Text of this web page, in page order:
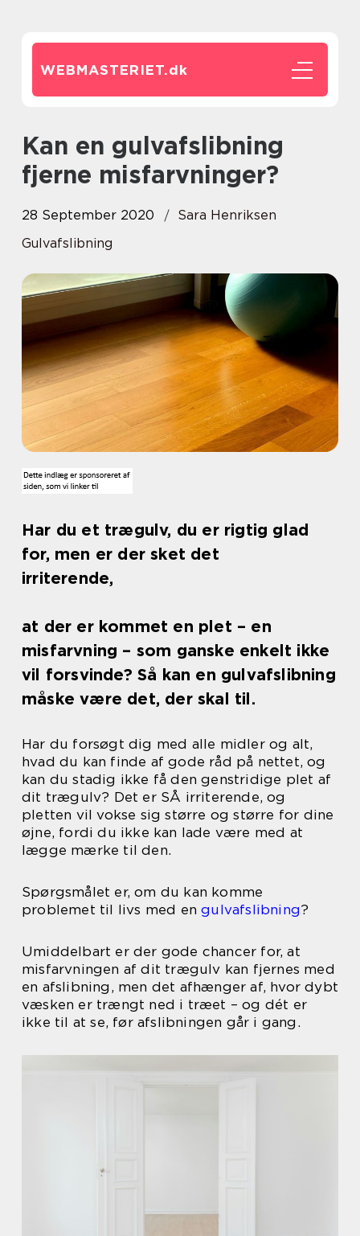
WEBMASTERIET.dk
Kan en gulvafslibning
fjerne misfarvninger?
28 September 2020
Sara Henriksen
Gulvafslibning
Har du et trægulv, du er rigtig glad
for, men er der sket det
irriterende,
at der er kommet en plet – en
misfarvning – som ganske enkelt ikke
vil forsvinde? Så kan en gulvafslibning
måske være det, der skal til.
Har du forsøgt dig med alle midler og alt,
hvad du kan finde af gode råd på nettet, og
kan du stadig ikke få den genstridige plet af
dit trægulv? Det er SÅ irriterende, og
pletten vil vokse sig større og større for dine
øjne, fordi du ikke kan lade være med at
lægge mærke til den.
Spørgsmålet er, om du kan komme
problemet til livs med engulvafslibning?
Umiddelbart er der gode chancer for, at
misfarvningen af dit trægulv kan fjernes med
en afslibning, men det afhænger af, hvor dybt
væsken er trængt ned i træet – og dét er
ikke til at se, før afslibningen går i gang.